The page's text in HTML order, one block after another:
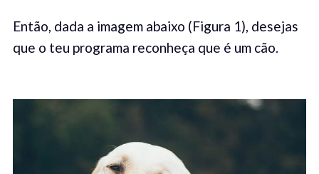
Então, dada a imagem abaixo (Figura 1), desejas
que o teu programa reconheça que é um cão.